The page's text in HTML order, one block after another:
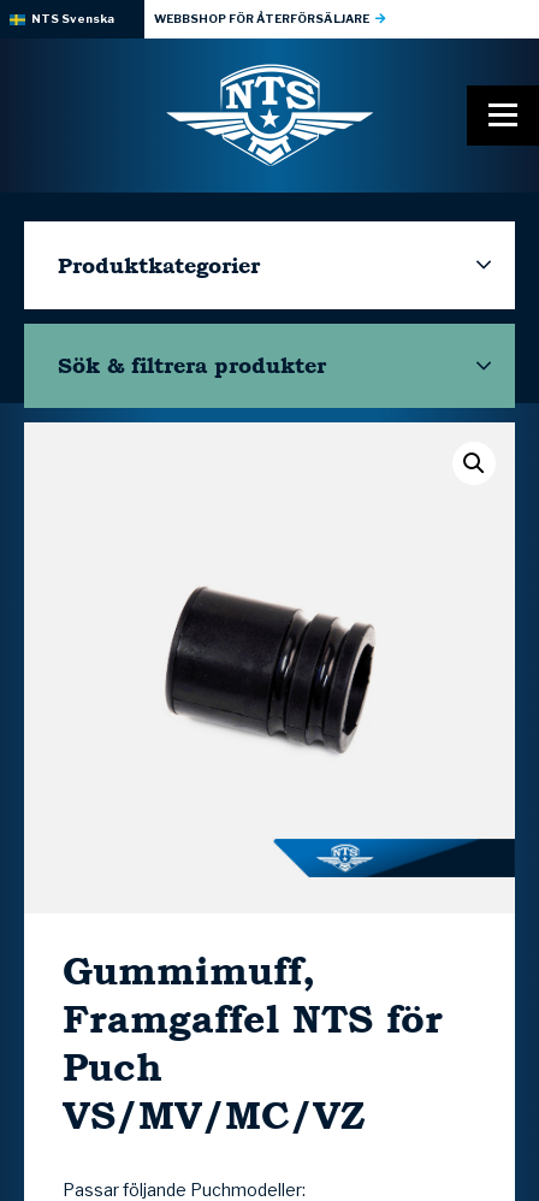
NTS Svenska WEBBSHOP FÖR ÅTERFÖRSÄLJARE
Produktkategorier
Sök & filtrera produkter
Gummimuff,
Framgaffel NTS för
Puch
VS/MV/MC/VZ
Passar följande Puchmodeller: